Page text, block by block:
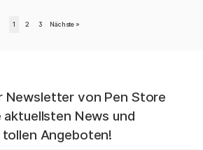
1 2 3 Nächste »
Newsletter von Pen Store
aktuellsten News und
Angeboten!